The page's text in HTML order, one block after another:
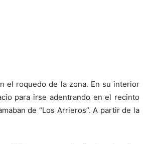
el roquedo de la zona. En su interior
para irse adentrando en el recinto
de “Los Arrieros”. A partir de la